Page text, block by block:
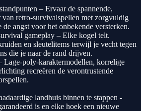
– Ervaar de spannende,
van retro-survivalspellen met zorgvuldig
de angst voor het onbekende versterken.
gameplay – Elke kogel telt.
en sleutelitems terwijl je vecht tegen
die je naar de rand drijven.
Lage-poly-karaktermodellen, korrelige
recreëren de verontrustende
landhuis binnen te stappen -
is en elke hoek een nieuwe